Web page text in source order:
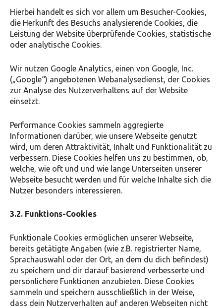
Hierbei handelt es sich vor allem um Besucher-Cookies,
die Herkunft des Besuchs analysierende Cookies, die
Leistung der Website überprüfende Cookies, statistische
oder analytische Cookies.
Wir nutzen Google Analytics, einen von Google, Inc.
(„Google“) angebotenen Webanalysedienst, der Cookies
zur Analyse des Nutzerverhaltens auf der Website
einsetzt.
Performance Cookies sammeln aggregierte
Informationen darüber, wie unsere Webseite genutzt
wird, um deren Attraktivität, Inhalt und Funktionalität zu
verbessern. Diese Cookies helfen uns zu bestimmen, ob,
welche, wie oft und und wie lange Unterseiten unserer
Webseite besucht werden und für welche Inhalte sich die
Nutzer besonders interessieren.
3.2. Funktions-Cookies
Funktionale Cookies ermöglichen unserer Webseite,
bereits getätigte Angaben (wie z.B. registrierter Name,
Sprachauswahl oder der Ort, an dem du dich befindest)
zu speichern und dir darauf basierend verbesserte und
persönlichere Funktionen anzubieten. Diese Cookies
sammeln und speichern ausschließlich in der Weise,
dass dein Nutzerverhalten auf anderen Webseiten nicht